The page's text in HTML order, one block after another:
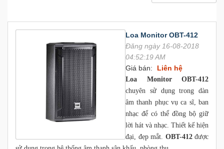
Loa Monitor OBT-412
Đăng ngày 16-08-2018
04:52:19 AM
Giá bán:
Liên hệ
Loa Monitor OBT-412
chuyên sử dụng trong dàn
âm thanh phục vụ ca sĩ, ban
nhạc để có thể đồng bộ giữ
lời hát và nhạc. Thiết kế hiện
đại, đẹp mắt. OBT-412 được